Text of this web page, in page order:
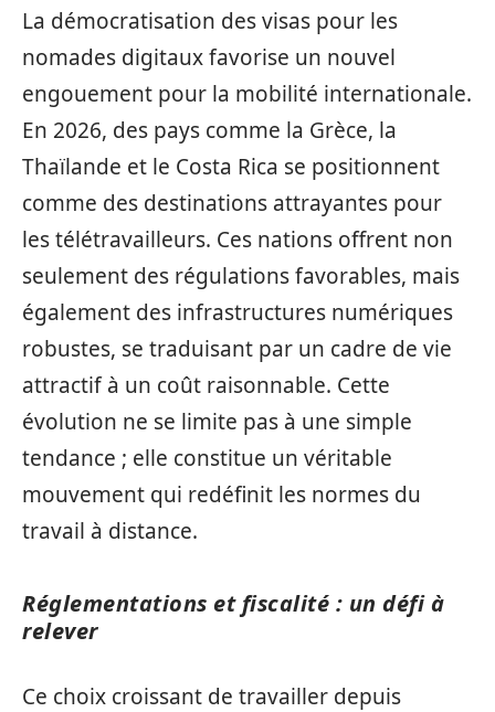
La démocratisation des visas pour les
nomades digitaux favorise un nouvel
engouement pour la mobilité internationale.
En 2026, des pays comme la Grèce, la
Thaïlande et le Costa Rica se positionnent
comme des destinations attrayantes pour
les télétravailleurs. Ces nations offrent non
seulement des régulations favorables, mais
également des infrastructures numériques
robustes, se traduisant par un cadre de vie
attractif à un coût raisonnable. Cette
évolution ne se limite pas à une simple
tendance ; elle constitue un véritable
mouvement qui redéfinit les normes du
travail à distance.
Réglementations et fiscalité : un défi à
relever
Ce choix croissant de travailler depuis